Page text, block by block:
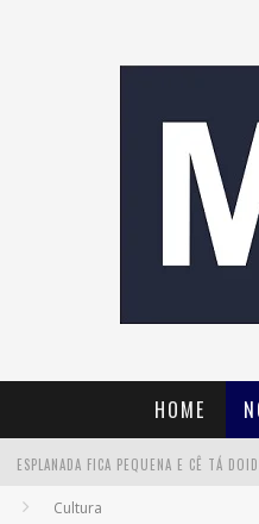
HOME
Cultura